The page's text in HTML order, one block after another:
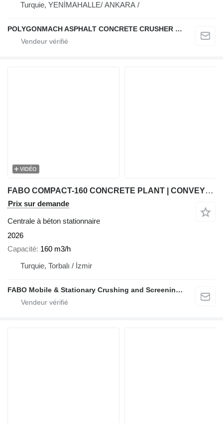
Turquie, YENİMAHALLE/ ANKARA /
POLYGONMACH ASPHALT CONCRETE CRUSHER SYSTEMS
VIDÉO
FABO COMPACT-160 CONCRETE PLANT | CONVEYOR TYPE
Prix sur demande
Centrale à béton stationnaire
2026
Capacité 160 m3/h
Turquie, Torbalı / İzmir
FABO Mobile & Stationary Crushing and Screening Plants | Concrete Batching Plants Manufacturer